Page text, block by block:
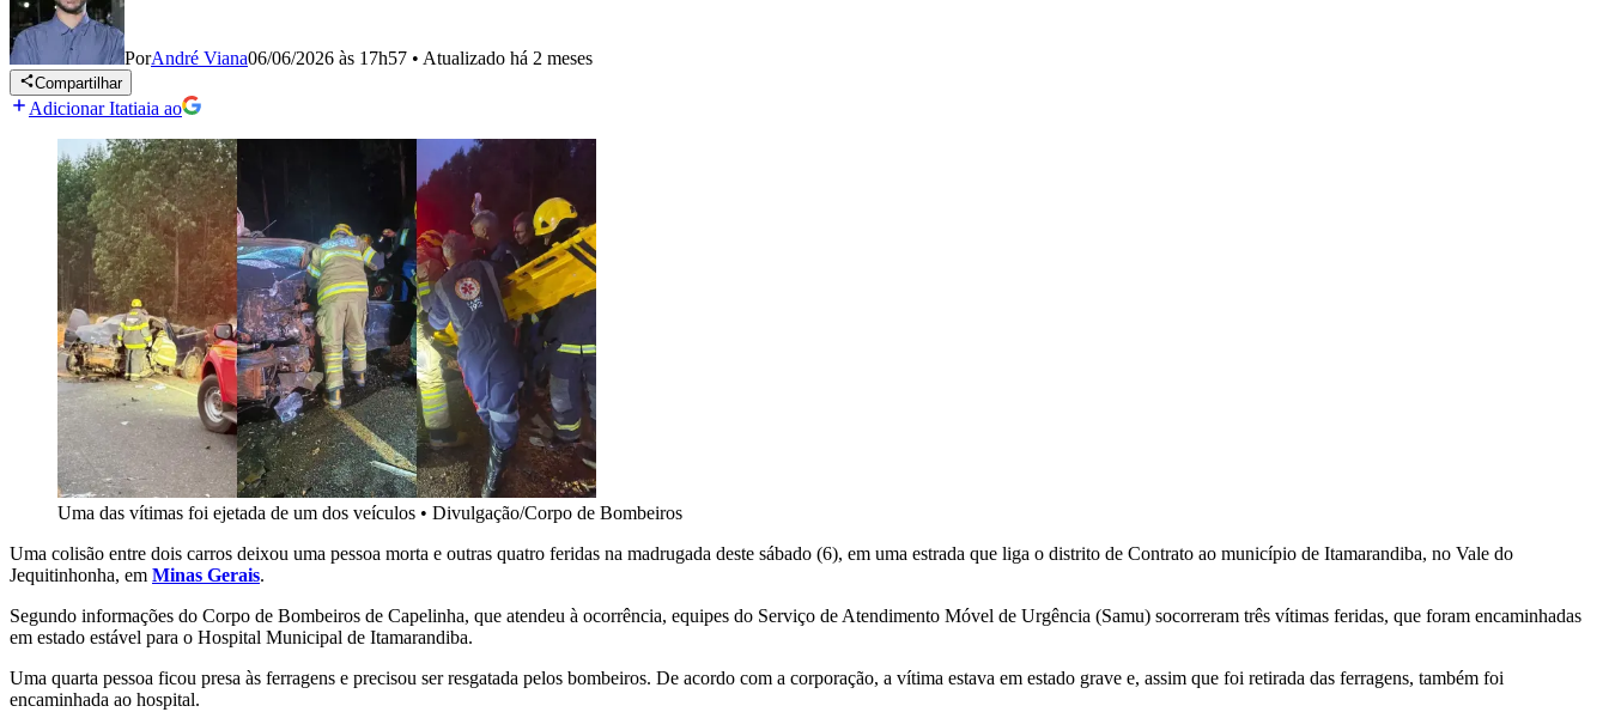
PorAndré Viana06/06/2026 às 17h57 • Atualizado há 2 meses
Compartilhar
Adicionar Itatiaia ao
Uma das vítimas foi ejetada de um dos veículos • Divulgação/Corpo de Bombeiros
Uma colisão entre dois carros deixou uma pessoa morta e outras quatro feridas na madrugada deste sábado (6), em uma estrada que liga o distrito de Contrato ao município de Itamarandiba, no Vale do
Jequitinhonha, em Minas Gerais.
Segundo informações do Corpo de Bombeiros de Capelinha, que atendeu à ocorrência, equipes do Serviço de Atendimento Móvel de Urgência (Samu) socorreram três vítimas feridas, que foram encaminhadas
em estado estável para o Hospital Municipal de Itamarandiba.
Uma quarta pessoa ficou presa às ferragens e precisou ser resgatada pelos bombeiros. De acordo com a corporação, a vítima estava em estado grave e, assim que foi retirada das ferragens, também foi
encaminhada ao hospital.